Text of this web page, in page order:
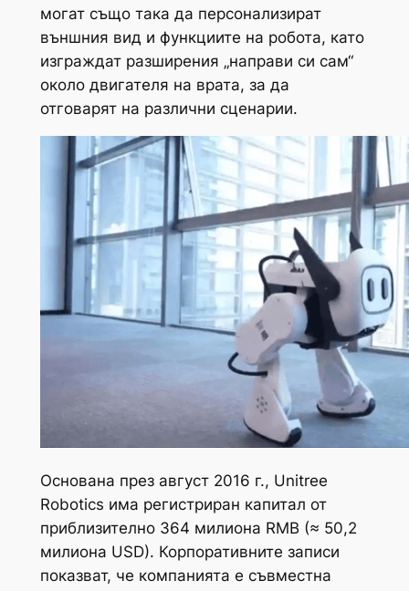
могат също така да персонализират
външния вид и функциите на робота, като
изграждат разширения „направи си сам“
около двигателя на врата, за да
отговарят на различни сценарии.
Основана през август 2016 г., Unitree
Robotics има регистриран капитал от
приблизително 364 милиона RMB (≈ 50,2
милиона USD). Корпоративните записи
показват, че компанията е съвместна